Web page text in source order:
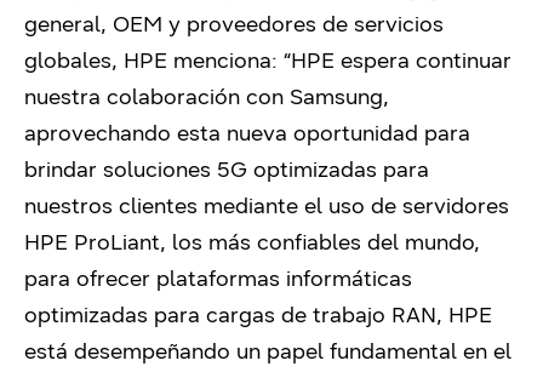
general, OEM y proveedores de servicios
globales, HPE menciona: “HPE espera continuar
nuestra colaboración con Samsung,
aprovechando esta nueva oportunidad para
brindar soluciones 5G optimizadas para
nuestros clientes mediante el uso de servidores
HPE ProLiant, los más confiables del mundo,
para ofrecer plataformas informáticas
optimizadas para cargas de trabajo RAN, HPE
está desempeñando un papel fundamental en el